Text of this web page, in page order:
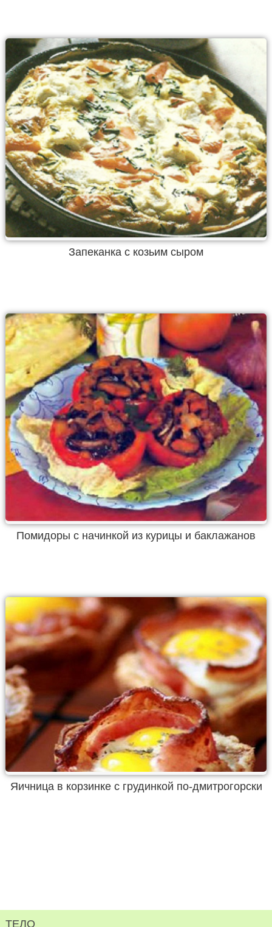
Запеканка с козьим сыром
Помидоры с начинкой из курицы и баклажанов
Яичница в корзинке с грудинкой по-дмитрогорски
ТЕЛО